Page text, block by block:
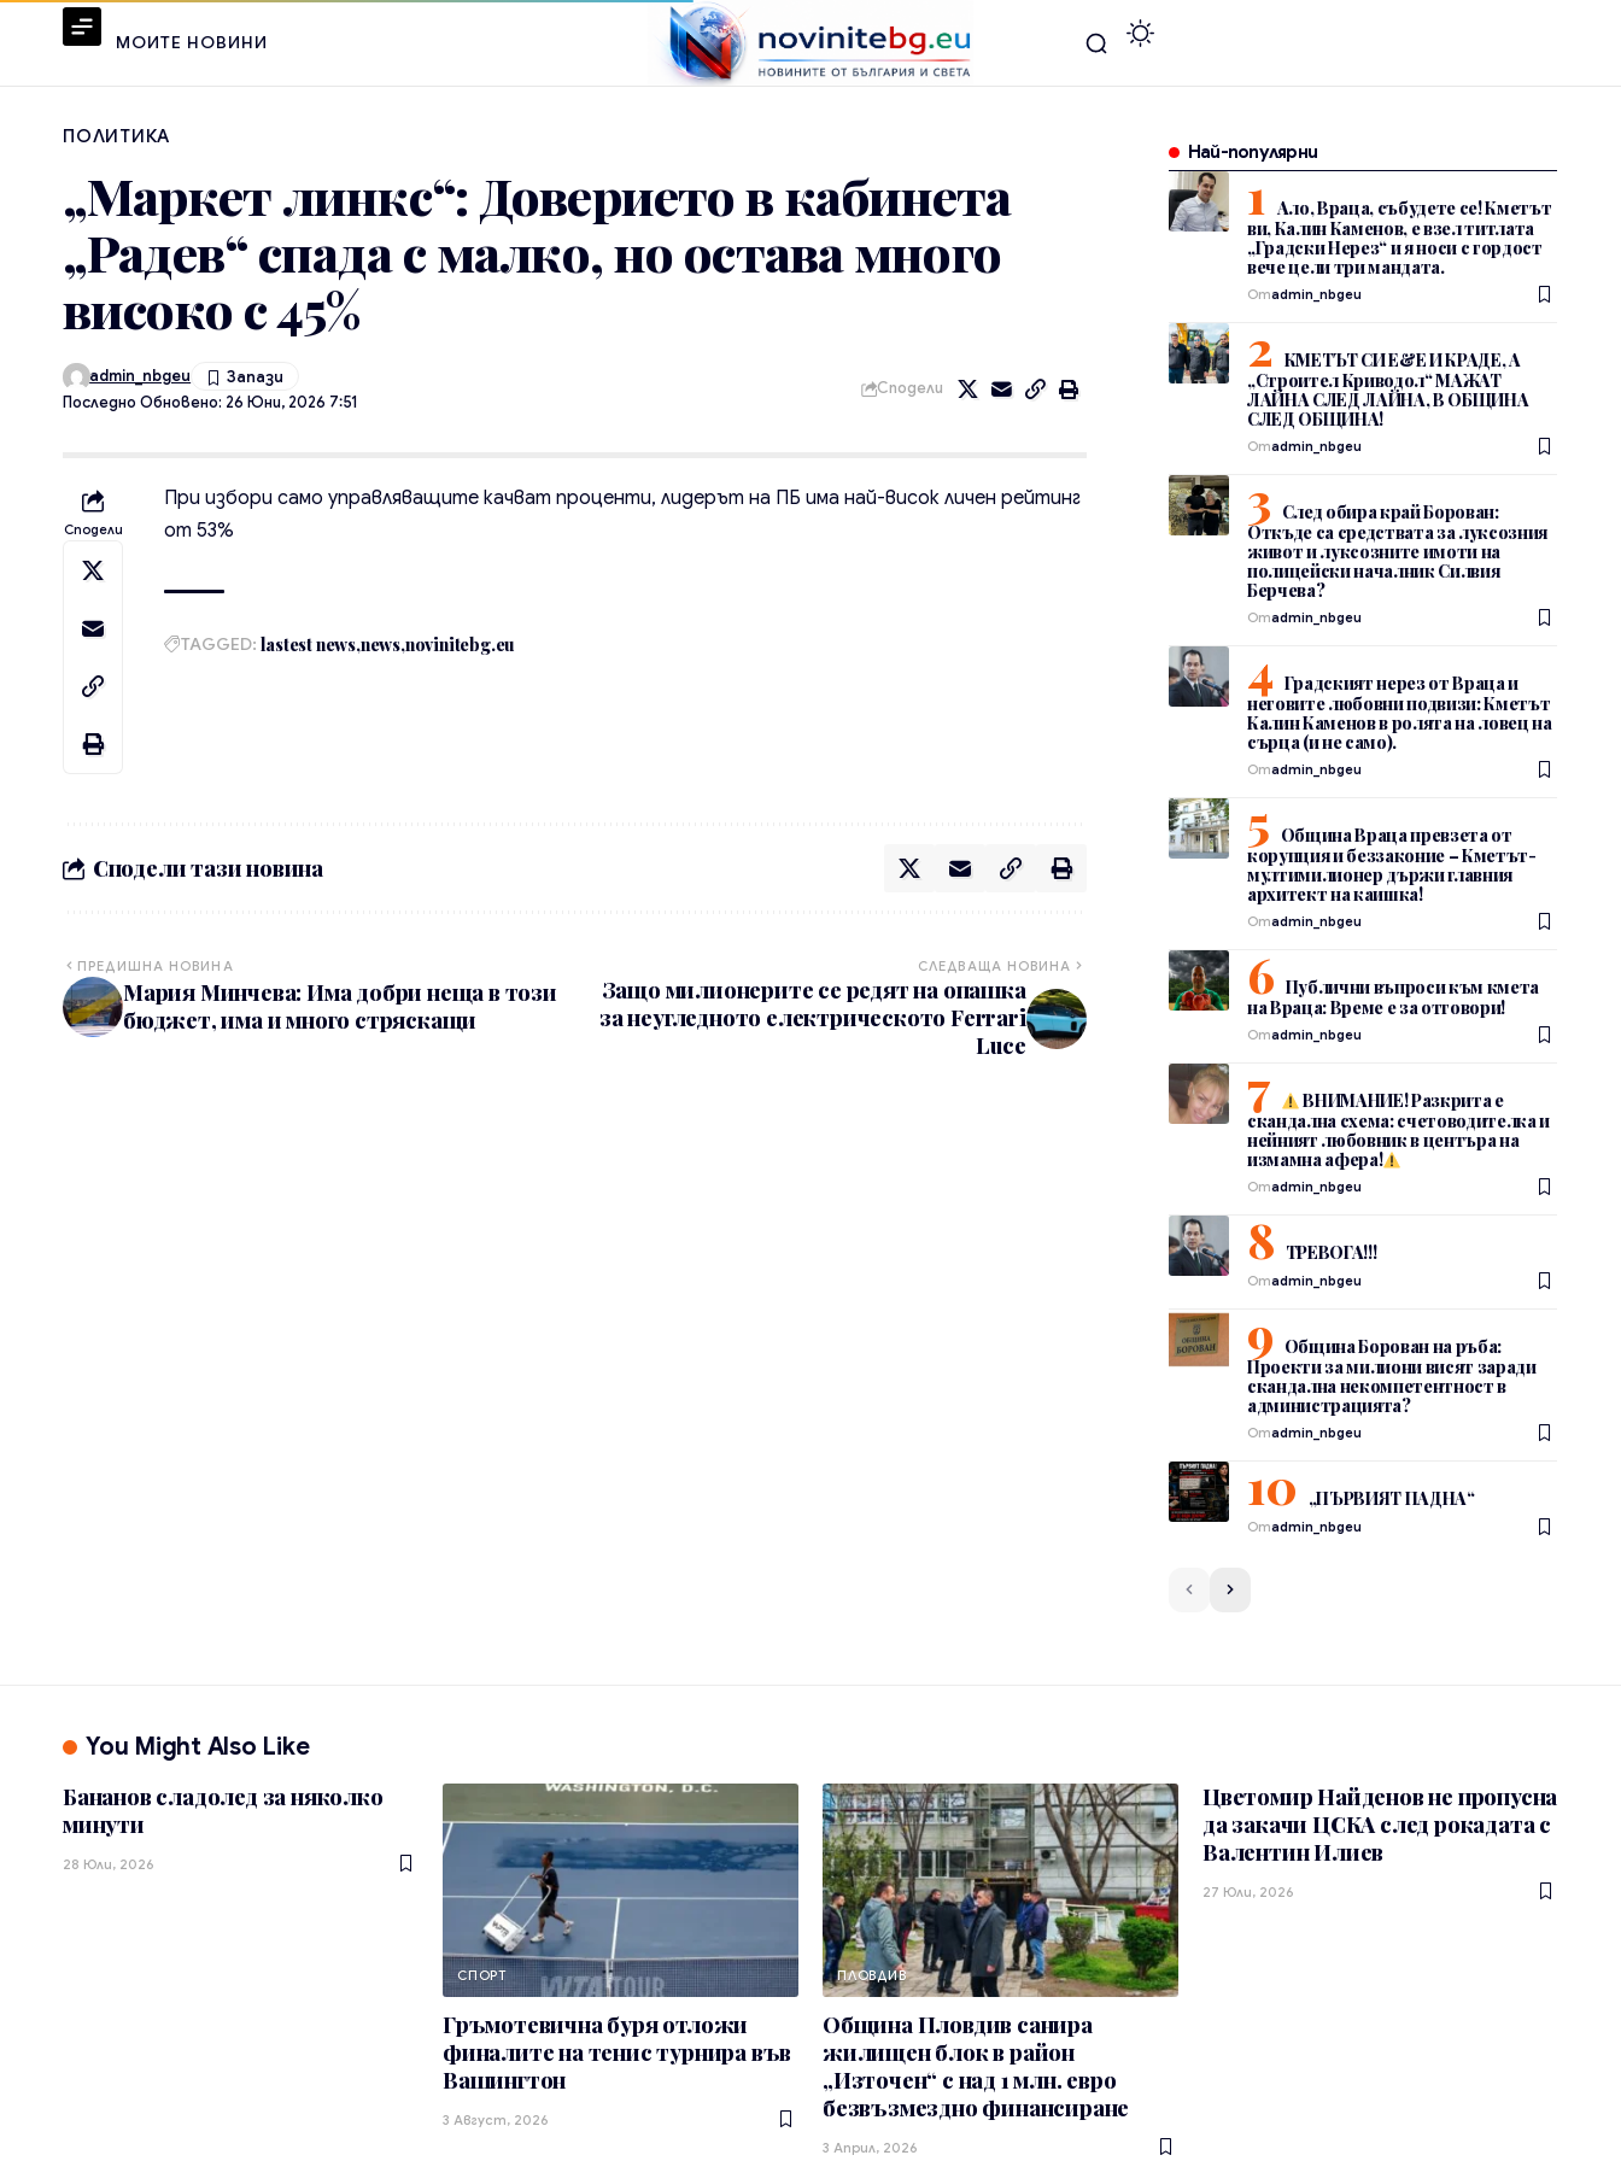
МОИТЕ НОВИНИ
ПОЛИТИКА
„Маркет линкс“: Доверието в кабинета
„Радев“ спада с малко, но остава много
високо с 45%
Последно Обновено: 26 Юни, 2026 7:51
admin_nbgeu
Сподели
Сподели
При избори само управляващите качват проценти, лидерът на ПБ има най-висок личен рейтинг
от 53%
TAGGED: lastest news news novinitebg.eu
Сподели тази новина
ПРЕДИШНА НОВИНА
Мария Минчева: Има добри неща в този
бюджет, има и много стряскащи
СЛЕДВАЩА НОВИНА
Защо милионерите се редят на опашка
за неугледното електрическото Ferrari
Luce
Най-популярни
Ало, Враца, събудете се! Кметът
ви, Калин Каменов, е взел титлата
„Градски Нерез“ и я носи с гордост
вече цели три мандата.
Отadmin_nbgeu
КМЕТЪТ СИ Е&Е И КРАДЕ, А
„Строител Криводол“ МАЖАТ
ЛАЙНА СЛЕД ЛАЙНА, В ОБЩИНА
СЛЕД ОБЩИНА!
Отadmin_nbgeu
След обира край Борован:
Откъде са средствата за луксозния
живот и луксозните имоти на
полицейски началник Силвия
Берчева?
Отadmin_nbgeu
Градският нерез от Враца и
неговите любовни подвизи: Кметът
Калин Каменов в ролята на ловец на
сърца (и не само).
Отadmin_nbgeu
Община Враца превзета от
корупция и беззаконие – Кметът-
мултимилионер държи главния
архитект на каишка!
Отadmin_nbgeu
Публични въпроси към кмета
на Враца: Време е за отговори!
Отadmin_nbgeu
ВНИМАНИЕ! Разкрита е
скандална схема: счетоводителка и
нейният любовник в центъра на
измамна афера!
Отadmin_nbgeu
ТРЕВОГА!!!
Отadmin_nbgeu
Община Борован на ръба:
Проекти за милиони висят заради
скандална некомпетентност в
администрацията?
Отadmin_nbgeu
„ПЪРВИЯТ ПАДНА“
Отadmin_nbgeu
You Might Also Like
Бананов сладолед за няколко
минути
28 Юли, 2026
СПОРТ
Гръмотевична буря отложи
финалите на тенис турнира във
Вашингтон
3 Август, 2026
ПЛОВДИВ
Община Пловдив санира
жилищен блок в район
„Източен“ с над 1 млн. евро
безвъзмездно финансиране
3 Април, 2026
Цветомир Найденов не пропусна
да закачи ЦСКА след рокадата с
Валентин Илиев
27 Юли, 2026